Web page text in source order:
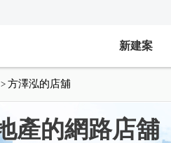
新建案
> 方澤泓的店舖
產的網路店舖